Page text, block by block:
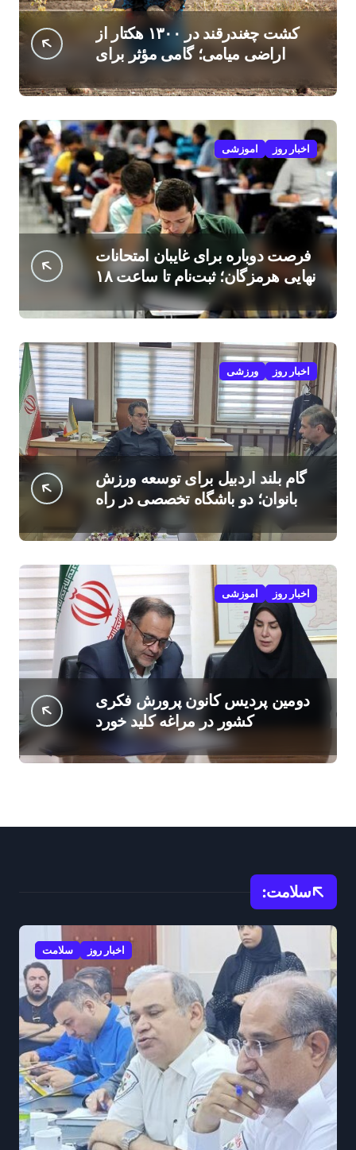
کشت چغندرقند در ۱۳۰۰ هکتار از
اراضی میامی؛ گامی مؤثر برای
افزایش درآمد کشاورزان
اخبار روز اموزشی
فرصت دوباره برای غایبان امتحانات
نهایی هرمزگان؛ ثبت‌نام تا ساعت ۱۸
امروز
اخبار روز ورزشی
گام بلند اردبیل برای توسعه ورزش
بانوان؛ دو باشگاه تخصصی در راه
است
اخبار روز اموزشی
دومین پردیس کانون پرورش فکری
کشور در مراغه کلید خورد
سلامت:
اخبار روز سلامت